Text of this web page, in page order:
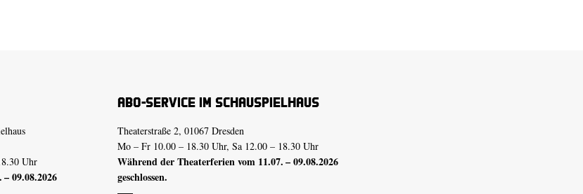
Uhr
09.08.2026
Abo-Service im Schauspielhaus
Theaterstraße 2, 01067 Dresden
Mo – Fr 10.00 – 18.30 Uhr, Sa 12.00 – 18.30 Uhr
Während der Theaterferien vom 11.07. – 09.08.2026
geschlossen.